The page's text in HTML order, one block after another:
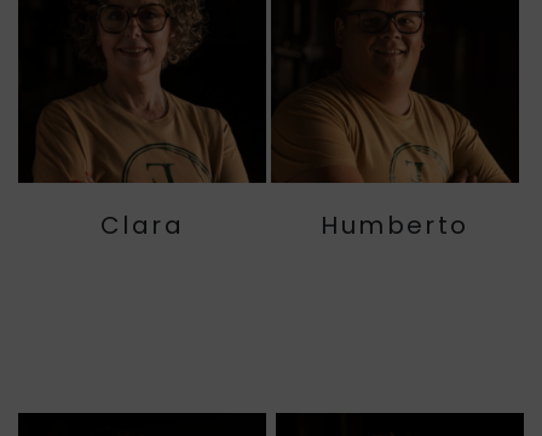
Clara Humberto